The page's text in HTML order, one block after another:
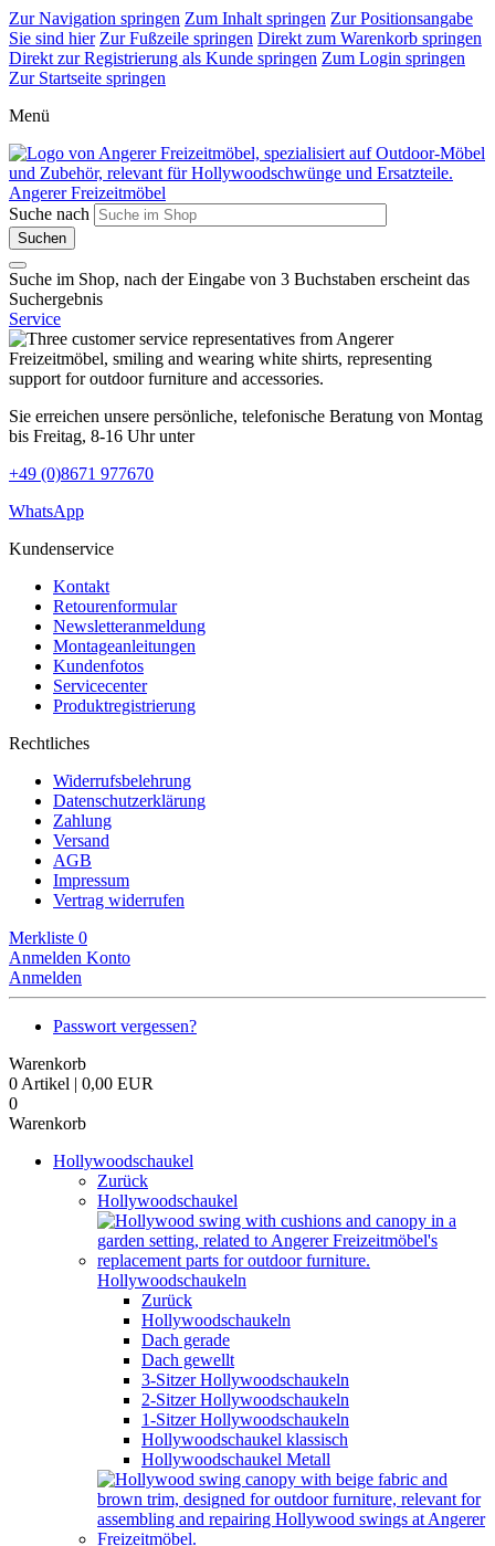
Zur Navigation springen Zum Inhalt springen Zur Positionsangabe
Sie sind hier Zur Fußzeile springen Direkt zum Warenkorb springen
Direkt zur Registrierung als Kunde springen Zum Login springen
Zur Startseite springen
Menü
Angerer Freizeitmöbel
Suche nach
Suche im Shop, nach der Eingabe von 3 Buchstaben erscheint das
Suchergebnis
Service
Sie erreichen unsere persönliche, telefonische Beratung von Montag
bis Freitag, 8-16 Uhr unter
+49 (0)8671 977670
WhatsApp
Kundenservice
Kontakt
Retourenformular
Newsletteranmeldung
Montageanleitungen
Kundenfotos
Servicecenter
Produktregistrierung
Rechtliches
Widerrufsbelehrung
Datenschutzerklärung
Zahlung
Versand
AGB
Impressum
Vertrag widerrufen
Merkliste 0
Anmelden Konto
Anmelden
Passwort vergessen?
Warenkorb
0 Artikel | 0,00 EUR
0
Warenkorb
Hollywoodschaukel
Zurück
Hollywoodschaukel
Hollywoodschaukeln
Zurück
Hollywoodschaukeln
Dach gerade
Dach gewellt
3-Sitzer Hollywoodschaukeln
2-Sitzer Hollywoodschaukeln
1-Sitzer Hollywoodschaukeln
Hollywoodschaukel klassisch
Hollywoodschaukel Metall